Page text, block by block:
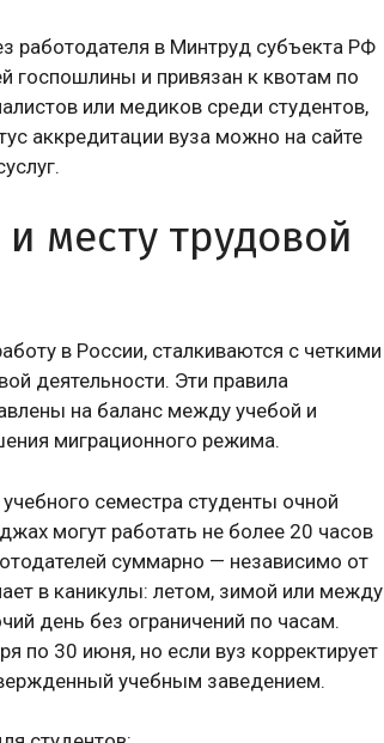
работодателя в Минтруд субъекта РФ
госпошлины и привязан к квотам по
или медиков среди студентов,
аккредитации вуза можно на сайте
месту трудовой
в России, сталкиваются с четкими
деятельности. Эти правила
на баланс между учебой и
миграционного режима.
семестра студенты очной
могут работать не более 20 часов
суммарно — независимо от
в каникулы: летом, зимой или между
день без ограничений по часам.
по 30 июня, но если вуз корректирует
учебным заведением.